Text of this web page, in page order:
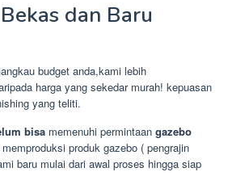
dan Baru
budget anda,kami lebih
harga yang sekedar murah! kepuasan
yang teliti.
bisa memenuhi permintaan gazebo
produk gazebo ( pengrajin
baru mulai dari awal proses hingga siap